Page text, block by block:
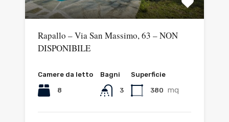
Rapallo – Via San Massimo, 63 – NON
DISPONIBILE
Camere da letto
8
Bagni
3
Superficie
380 mq